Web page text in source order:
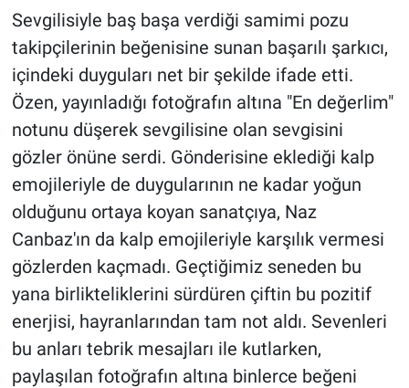
Sevgilisiyle baş başa verdiği samimi pozu
takipçilerinin beğenisine sunan başarılı şarkıcı,
içindeki duyguları net bir şekilde ifade etti.
Özen, yayınladığı fotoğrafın altına "En değerlim"
notunu düşerek sevgilisine olan sevgisini
gözler önüne serdi. Gönderisine eklediği kalp
emojileriyle de duygularının ne kadar yoğun
olduğunu ortaya koyan sanatçıya, Naz
Canbaz'ın da kalp emojileriyle karşılık vermesi
gözlerden kaçmadı. Geçtiğimiz seneden bu
yana birlikteliklerini sürdüren çiftin bu pozitif
enerjisi, hayranlarından tam not aldı. Sevenleri
bu anları tebrik mesajları ile kutlarken,
paylaşılan fotoğrafın altına binlerce beğeni